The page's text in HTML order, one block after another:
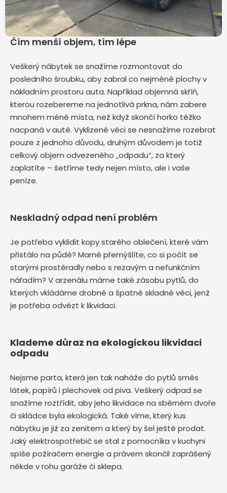
Čím menší objem, tím lépe
Veškerý nábytek se snažíme rozmontovat do
posledního šroubku, aby zabral co nejméně plochy v
nákladním prostoru auta. Například objemná skříň,
kterou rozebereme na jednotlivá prkna, nám zabere
mnohem méně místa, než když skončí horko těžko
nacpaná v autě. Vyklizené věci se nesnažíme rozebrat
pouze z jednoho důvodu, druhým důvodem je totiž
celkový objem odvezeného „odpadu“, za který
zaplatíte – šetříme tedy nejen místo, ale i vaše
peníze.
Neskladný odpad není problém
Je potřeba vyklidit kopy starého oblečení, které vám
přistálo na půdě? Marně přemýšlíte, co si počít se
starými prostěradly nebo s rezavým a nefunkčním
nářadím? V arzenálu máme také zásobu pytlů, do
kterých vkládáme drobné a špatně skladné věci, jenž
je potřeba odvézt k likvidaci.
Klademe důraz na ekologickou likvidaci
odpadu
Nejsme parta, která jen tak naháže do pytlů směs
látek, papírů i plechovek od piva. Veškerý odpad se
snažíme roztřídit, aby jeho likvidace na sběrném dvoře
či skládce byla ekologická. Také víme, který kus
nábytku je již za zenitem a který by šel ještě prodat.
Jaký elektrospotřebič se stal z pomocníka v kuchyni
spíše požíračem energie a právem skončil zaprášený
někde v rohu garáže či sklepa.